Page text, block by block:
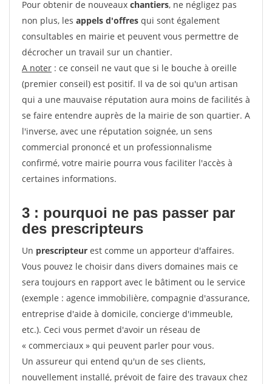
Pour obtenir de nouveaux chantiers, ne négligez pas
non plus, les appels d'offres qui sont également
consultables en mairie et peuvent vous permettre de
décrocher un travail sur un chantier.
A noter : ce conseil ne vaut que si le bouche à oreille
(premier conseil) est positif. Il va de soi qu'un artisan
qui a une mauvaise réputation aura moins de facilités à
se faire entendre auprès de la mairie de son quartier. A
l'inverse, avec une réputation soignée, un sens
commercial prononcé et un professionnalisme
confirmé, votre mairie pourra vous faciliter l'accès à
certaines informations.
3 : pourquoi ne pas passer par
des prescripteurs
Un prescripteur est comme un apporteur d'affaires.
Vous pouvez le choisir dans divers domaines mais ce
sera toujours en rapport avec le bâtiment ou le service
(exemple : agence immobilière, compagnie d'assurance,
entreprise d'aide à domicile, concierge d'immeuble,
etc.). Ceci vous permet d'avoir un réseau de
« commerciaux » qui peuvent parler pour vous.
Un assureur qui entend qu'un de ses clients,
nouvellement installé, prévoit de faire des travaux chez